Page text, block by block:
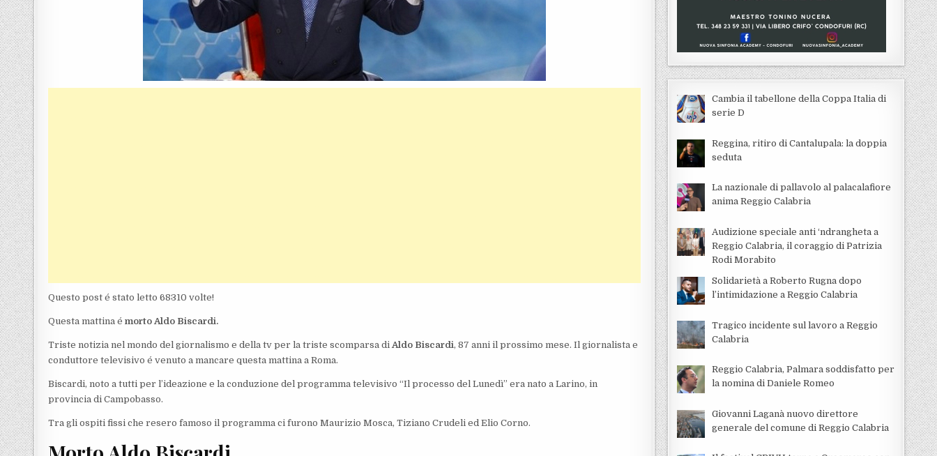
Questo post é stato letto 68310 volte!
Questa mattina émorto Aldo Biscardi.
Triste notizia nel mondo del giornalismo e della tv per la triste scomparsa diAldo Biscardi, 87 anni il prossimo mese. Il giornalista e
conduttore televisivo é venuto a mancare questa mattina a Roma.
Biscardi, noto a tutti per l’ideazione e la conduzione del programma televisivo “Il processo del Lunedì” era nato a Larino, in
provincia di Campobasso.
Tra gli ospiti fissi che resero famoso il programma ci furono Maurizio Mosca, Tiziano Crudeli ed Elio Corno.
Cambia il tabellone della Coppa Italia di
serie D
Reggina, ritiro di Cantalupala: la doppia
seduta
La nazionale di pallavolo al palacalafiore
anima Reggio Calabria
Audizione speciale anti ‘ndrangheta a
Reggio Calabria, il coraggio di Patrizia
Rodi Morabito
Solidarietà a Roberto Rugna dopo
l’intimidazione a Reggio Calabria
Tragico incidente sul lavoro a Reggio
Calabria
Reggio Calabria, Palmara soddisfatto per
la nomina di Daniele Romeo
Giovanni Laganà nuovo direttore
generale del comune di Reggio Calabria